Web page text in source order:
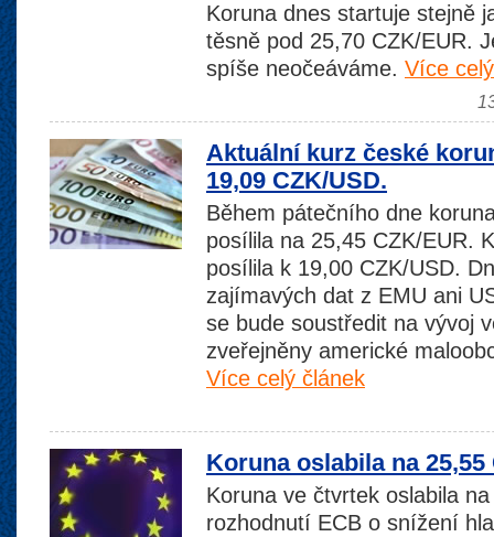
Koruna dnes startuje stejně
těsně pod 25,70 CZK/EUR.
spíše neočeáváme. Více
Aktuální kurz české
19,09 CZK/USD.
Během pátečního dne
posílila na 25,45 CZK/EUR.
posílila k 19,00 CZK/USD.
zajímavých dat z EMU ani
se bude soustředit na vývoj
zveřejněny americké
Více celý článek
Koruna oslabila na 25,55
Koruna ve čtvrtek oslabila
rozhodnutí ECB o snížení